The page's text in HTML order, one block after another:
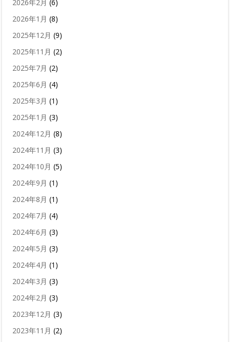
2026年2月 (6)
2026年1月 (8)
2025年12月 (9)
2025年11月 (2)
2025年7月 (2)
2025年6月 (4)
2025年3月 (1)
2025年1月 (3)
2024年12月 (8)
2024年11月 (3)
2024年10月 (5)
2024年9月 (1)
2024年8月 (1)
2024年7月 (4)
2024年6月 (3)
2024年5月 (3)
2024年4月 (1)
2024年3月 (3)
2024年2月 (3)
2023年12月 (3)
2023年11月 (2)